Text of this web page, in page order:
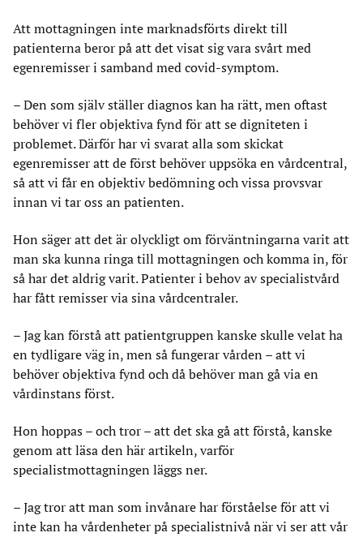
Att mottagningen inte marknadsförts direkt till
patienterna beror på att det visat sig vara svårt med
egenremisser i samband med covid-symptom.
– Den som själv ställer diagnos kan ha rätt, men oftast
behöver vi fler objektiva fynd för att se digniteten i
problemet. Därför har vi svarat alla som skickat
egenremisser att de först behöver uppsöka en vårdcentral,
så att vi får en objektiv bedömning och vissa provsvar
innan vi tar oss an patienten.
Hon säger att det är olyckligt om förväntningarna varit att
man ska kunna ringa till mottagningen och komma in, för
så har det aldrig varit. Patienter i behov av specialistvård
har fått remisser via sina vårdcentraler.
– Jag kan förstå att patientgruppen kanske skulle velat ha
en tydligare väg in, men så fungerar vården – att vi
behöver objektiva fynd och då behöver man gå via en
vårdinstans först.
Hon hoppas – och tror – att det ska gå att förstå, kanske
genom att läsa den här artikeln, varför
specialistmottagningen läggs ner.
– Jag tror att man som invånare har förståelse för att vi
inte kan ha vårdenheter på specialistnivå när vi ser att vår